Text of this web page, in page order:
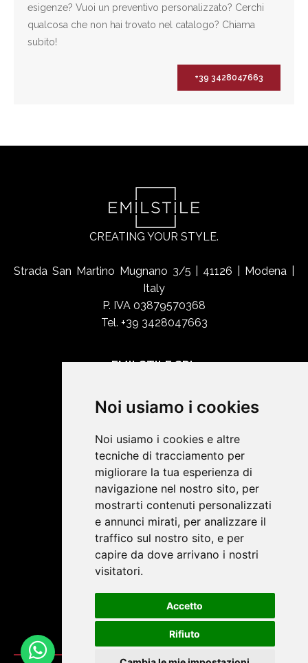
Noi usiamo i cookies
Noi usiamo i cookies e altre
tecniche di tracciamento per
migliorare la tua esperienza di
navigazione nel nostro sito, per
mostrarti contenuti personalizzati
e annunci mirati, per analizzare il
traffico sul nostro sito, e per
capire da dove arrivano i nostri
visitatori.
Accetto
Rifiuto
esigenze? Vuoi un preventivo personalizzato? Cerchi
qualcosa che non hai trovato nel catalogo? Chiama
subito!
+39 3428047663
CREATING YOUR STYLE.
Strada San Martino Mugnano 3/5 | 41126 | Modena |
Italy
P. IVA 03879570368
Tel. +39 3428047663
EMILSTILE SRL
Shop Online
SOCIAL NETWORK
Termini e condizioni